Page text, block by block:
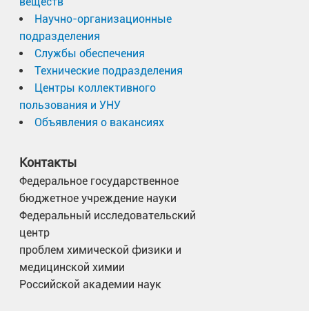
Отдел главного инженера
Отдел главного механика
Отдел главного энергетика
Редакционно-издательская группа
Отдел связи
Научно-организационные
подразделения
Службы обеспечения
Технические подразделения
Центры коллективного
пользования и УНУ
Объявления о вакансиях
Контакты
Федеральное государственное
бюджетное учреждение науки
Федеральный исследовательский
центр
проблем химической физики и
медицинской химии
Российской академии наук